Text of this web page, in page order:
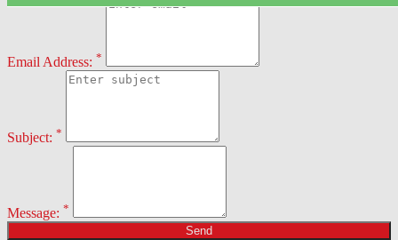
Email Address: *
Subject: *
Message: *
Send